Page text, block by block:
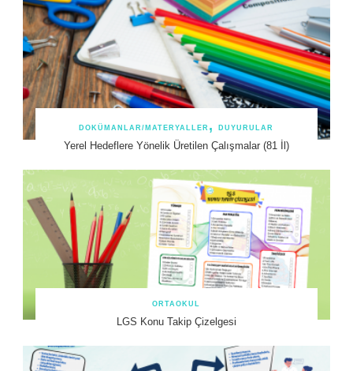
DOKÜMANLAR/MATERYALLER DUYURULAR
Yerel Hedeflere Yönelik Üretilen Çalışmalar (81 İl)
ORTAOKUL
LGS Konu Takip Çizelgesi